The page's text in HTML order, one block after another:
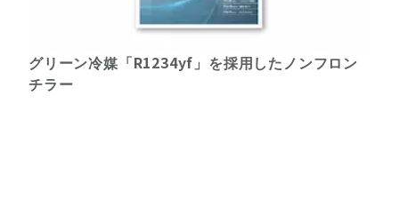
グリーン冷媒「R1234yf」を採用したノンフロン
チラー